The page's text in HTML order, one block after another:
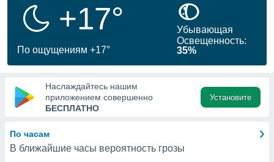
Вы можете
к этому
доступ
+17°
По ощущениям +17°
Убывающая
Освещенность:
35%
Наслаждайтесь нашим
приложением совершенно
БЕСПЛАТНО
Установите
По часам
В ближайшие часы вероятность грозы